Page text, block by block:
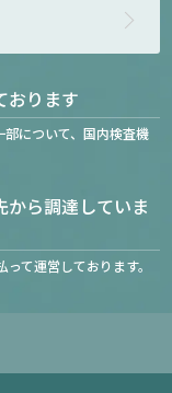
おります
について、国内検査機
から調達していま
て運営しております。